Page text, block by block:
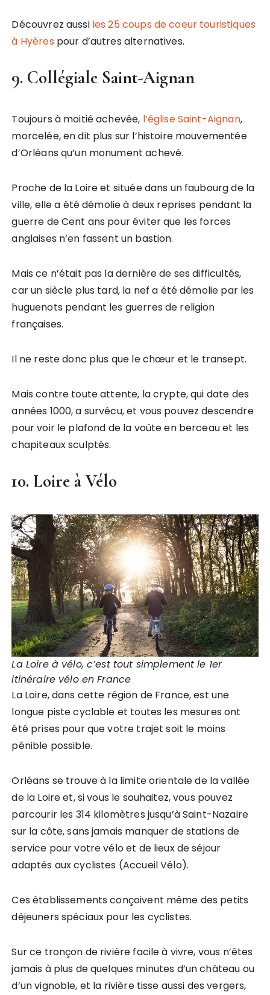
Découvrez aussi les 25 coups de coeur touristiques
à Hyères pour d’autres alternatives.
9. Collégiale Saint-Aignan
Toujours à moitié achevée, l’église Saint-Aignan,
morcelée, en dit plus sur l’histoire mouvementée
d’Orléans qu’un monument achevé.
Proche de la Loire et située dans un faubourg de la
ville, elle a été démolie à deux reprises pendant la
guerre de Cent ans pour éviter que les forces
anglaises n’en fassent un bastion.
Mais ce n’était pas la dernière de ses difficultés,
car un siècle plus tard, la nef a été démolie par les
huguenots pendant les guerres de religion
françaises.
Il ne reste donc plus que le chœur et le transept.
Mais contre toute attente, la crypte, qui date des
années 1000, a survécu, et vous pouvez descendre
pour voir le plafond de la voûte en berceau et les
chapiteaux sculptés.
10. Loire à Vélo
La Loire à vélo, c’est tout simplement le 1er
itinéraire vélo en France
La Loire, dans cette région de France, est une
longue piste cyclable et toutes les mesures ont
été prises pour que votre trajet soit le moins
pénible possible.
Orléans se trouve à la limite orientale de la vallée
de la Loire et, si vous le souhaitez, vous pouvez
parcourir les 314 kilomètres jusqu’à Saint-Nazaire
sur la côte, sans jamais manquer de stations de
service pour votre vélo et de lieux de séjour
adaptés aux cyclistes (Accueil Vélo).
Ces établissements conçoivent même des petits
déjeuners spéciaux pour les cyclistes.
Sur ce tronçon de rivière facile à vivre, vous n’êtes
jamais à plus de quelques minutes d’un château ou
d’un vignoble, et la rivière tisse aussi des vergers,